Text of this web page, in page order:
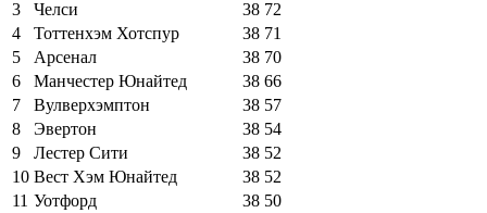
3
Челси 38 72
4
Тоттенхэм Хотспур 38 71
5
Арсенал 38 70
6
Манчестер Юнайтед 38 66
7
Вулверхэмптон 38 57
8
Эвертон 38 54
9
Лестер Сити 38 52
10 Вест Хэм Юнайтед 38 52
11 Уотфорд 38 50